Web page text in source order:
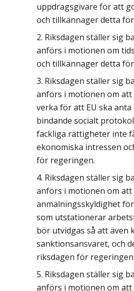
uppdragsgivare för att
och tillkännager detta
Riksdagen ställer sig
anförs i motionen om
och tillkännager detta
Riksdagen ställer sig
anförs i motionen om
verka för att EU ska
bindande socialt
fackliga rättigheter inte
ekonomiska intressen
för regeringen.
Riksdagen ställer sig
anförs i motionen om att
anmälningsskyldighet
som utstationerar
bör utvidgas så att även
sanktionsansvaret, och
riksdagen för regeringen.
Riksdagen ställer sig
anförs i motionen om